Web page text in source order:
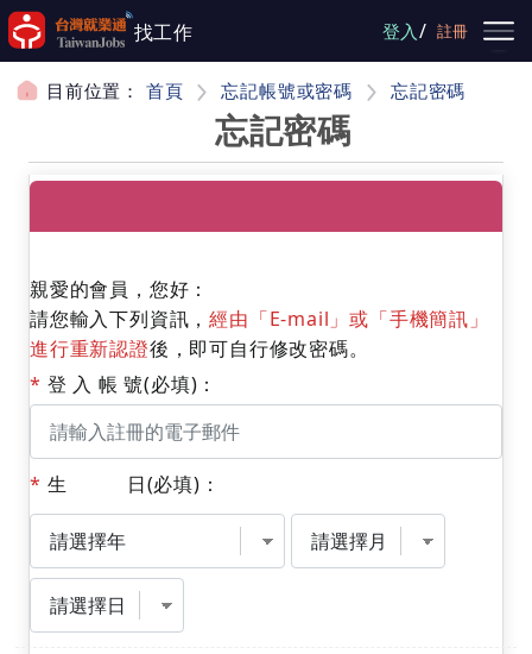
跳到主要內容
找工作 登入/ 註冊
目前位置： 首頁 忘記帳號或密碼 忘記密碼
忘記密碼
親愛的會員，您好：
請您輸入下列資訊，經由「E-mail」或「手機簡訊」
進行重新認證後，即可自行修改密碼。
* 登 入 帳 號(必填)：
* 生 日(必填)：
日